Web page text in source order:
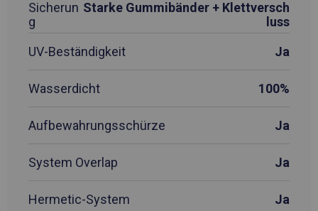
Sicherun
g
Starke Gummibänder + Klettversch
luss
UV-Beständigkeit
Ja
Wasserdicht 100%
Aufbewahrungsschürze Ja
System Overlap Ja
Hermetic-System Ja